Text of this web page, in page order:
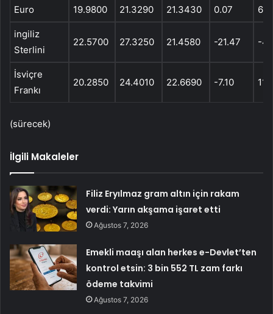
Euro 19.9800 21.3290 21.3430 0.07
ingiliz
Sterlini
22.5700 27.3250 21.4580 -21.47 -
İsviçre
Frankı
20.2850 24.4010 22.6690 -7.10
(sürecek)
İlgili Makaleler
Filiz Eryılmaz gram altın için rakam
verdi: Yarın akşama işaret etti
Ağustos 7, 2026
Emekli maaşı alan herkes e-Devlet’ten
kontrol etsin: 3 bin 552 TL zam farkı
ödeme takvimi
Ağustos 7, 2026